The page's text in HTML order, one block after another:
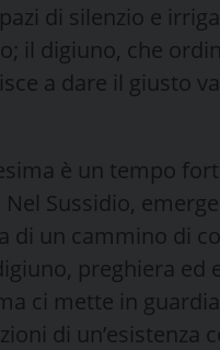
di silenzio e irriga
il digiuno, che
a dare il giusto
è un tempo
Sussidio,
di un cammino di
preghiera ed
ci mette in
di un’esistenza